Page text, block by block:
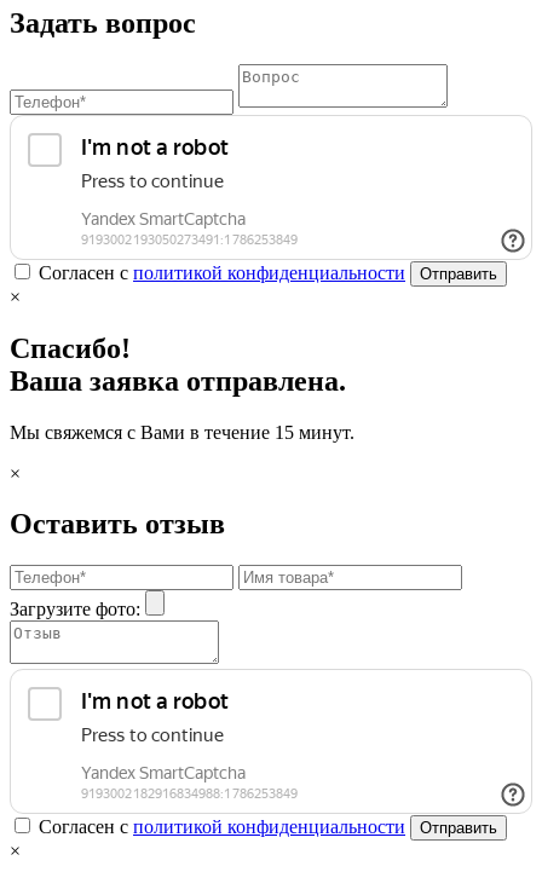
Задать вопрос
Согласен с политикой конфиденциальности Отправить
×
Спасибо!
Ваша заявка отправлена.
Мы свяжемся с Вами в течение 15 минут.
×
Оставить отзыв
Загрузите фото:
Согласен с политикой конфиденциальности Отправить
×